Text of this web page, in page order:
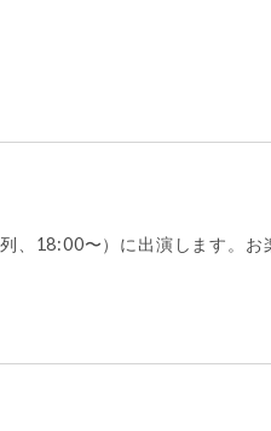
、18:00〜）に出演します。お